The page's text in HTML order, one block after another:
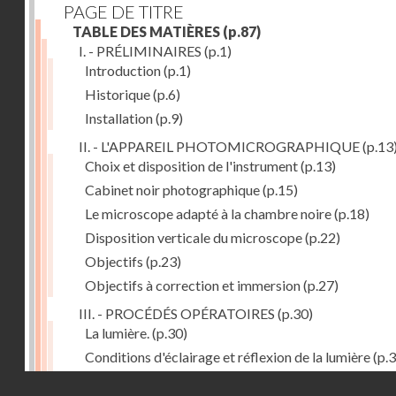
PAGE DE TITRE
TABLE DES MATIÈRES (p.87)
I. - PRÉLIMINAIRES (p.1)
Introduction(p.1)
Historique(p.6)
Installation(p.9)
II. - L'APPAREIL PHOTOMICROGRAPHIQUE
Choix et disposition de l'instrument(p.13)
Cabinet noir photographique(p.15)
Le microscope adapté à la chambre noire(p.18)
Disposition verticale du microscope(p.22)
Objectifs (p.23)
Objectifs à correction et immersion(p.27)
III. - PROCÉDÉS OPÉRATOIRES (p.30)
La lumière. (p.30)
Conditions d'éclairage et réflexion de la lumière